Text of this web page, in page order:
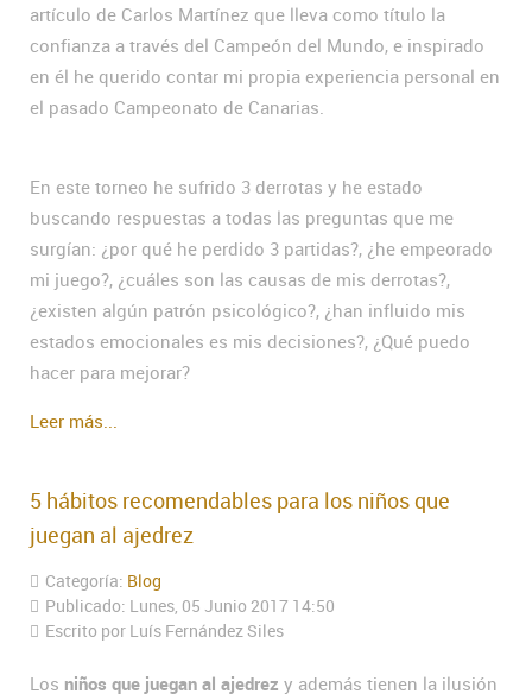
artículo de Carlos Martínez que lleva como título la
confianza a través del Campeón del Mundo, e inspirado
en él he querido contar mi propia experiencia personal en
el pasado Campeonato de Canarias.
En este torneo he sufrido 3 derrotas y he estado
buscando respuestas a todas las preguntas que me
surgían: ¿por qué he perdido 3 partidas?, ¿he empeorado
mi juego?, ¿cuáles son las causas de mis derrotas?,
¿existen algún patrón psicológico?, ¿han influido mis
estados emocionales es mis decisiones?, ¿Qué puedo
hacer para mejorar?
Leer más...
5 hábitos recomendables para los niños que
juegan al ajedrez
Categoría: Blog
Publicado: Lunes, 05 Junio 2017 14:50
Escrito por Luís Fernández Siles
Los niños que juegan al ajedrez y además tienen la ilusión